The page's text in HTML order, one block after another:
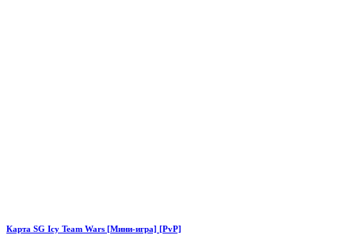
Карта SG Icy Team Wars [Мини-игра] [PvP]